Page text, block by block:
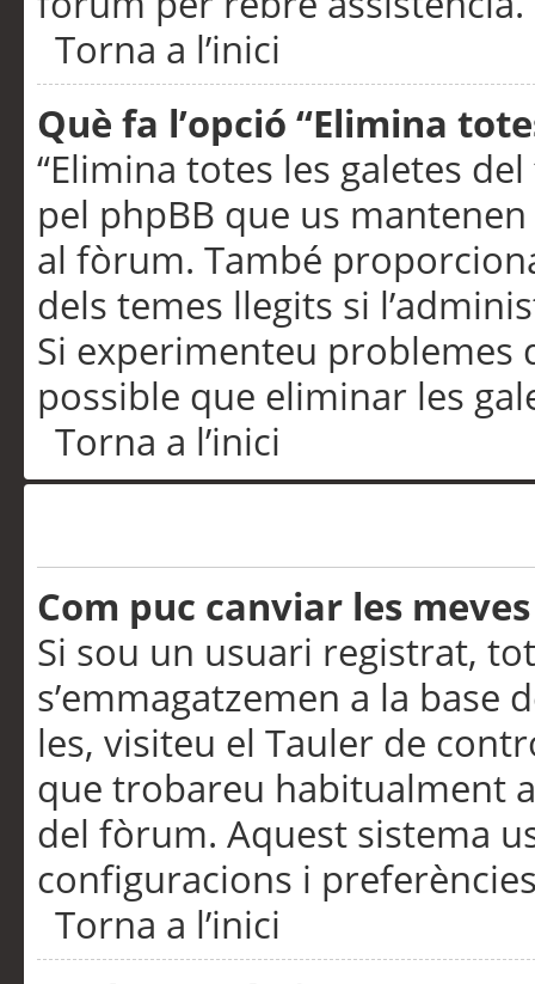
Torna a l’inici
Què fa l’opció “Elimina
“Elimina totes les galetes
pel phpBB que us
al fòrum. També
dels temes llegits si
Si experimenteu problemes
possible que eliminar les
Torna a l’inici
Com puc canviar les
Si sou un usuari registrat,
s’emmagatzemen a la
les, visiteu el Tauler de
que trobareu habitualment
del fòrum. Aquest sistema
configuracions i
Torna a l’inici